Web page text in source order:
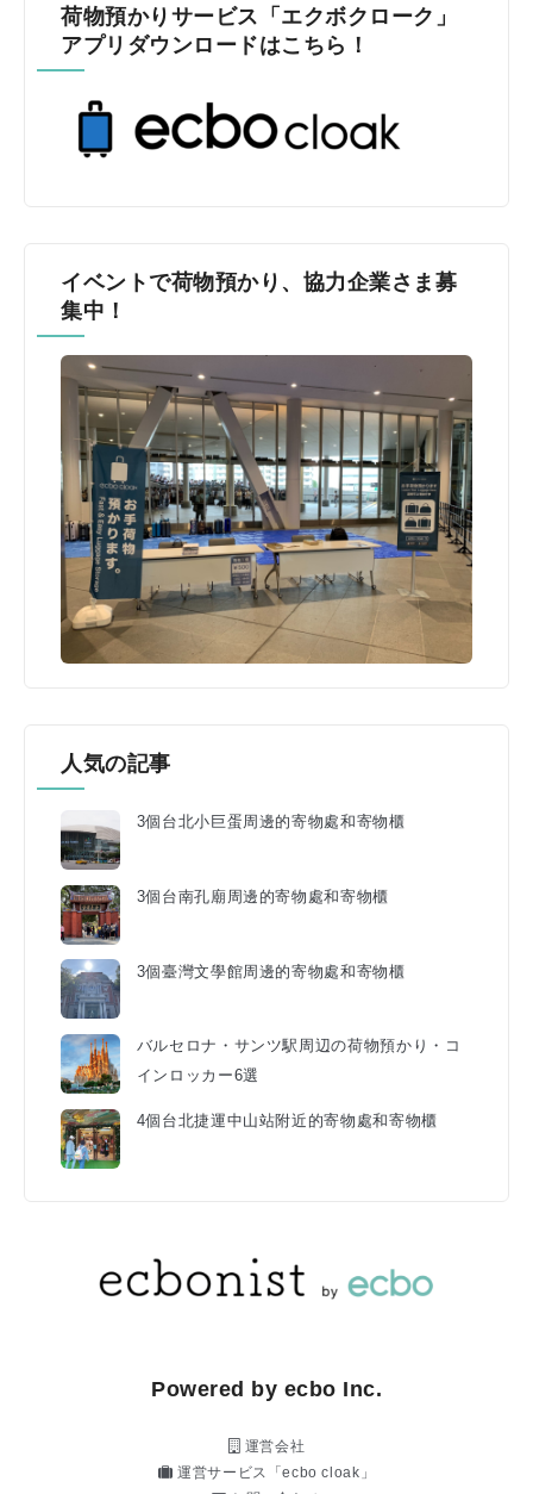
荷物預かりサービス「エクボクローク」
アプリダウンロードはこちら！
イベントで荷物預かり、協力企業さま募
集中！
人気の記事
3個台北小巨蛋周邊的寄物處和寄物櫃
3個台南孔廟周邊的寄物處和寄物櫃
3個臺灣文學館周邊的寄物處和寄物櫃
バルセロナ・サンツ駅周辺の荷物預かり・コ
インロッカー6選
4個台北捷運中山站附近的寄物處和寄物櫃
Powered by ecbo Inc.
運営会社
運営サービス「ecbo cloak」